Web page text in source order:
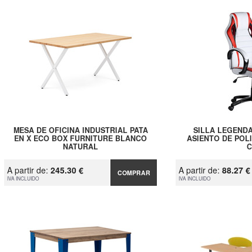
MESA DE OFICINA INDUSTRIAL PATA
EN X ECO BOX FURNITURE BLANCO
NATURAL
A partir de: 245.30 €
IVA INCLUIDO
COMPRAR
SILLA
ASIENTO DE
A partir de:88.27 €
IVA INCLUIDO